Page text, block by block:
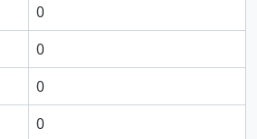
0
0
0
0